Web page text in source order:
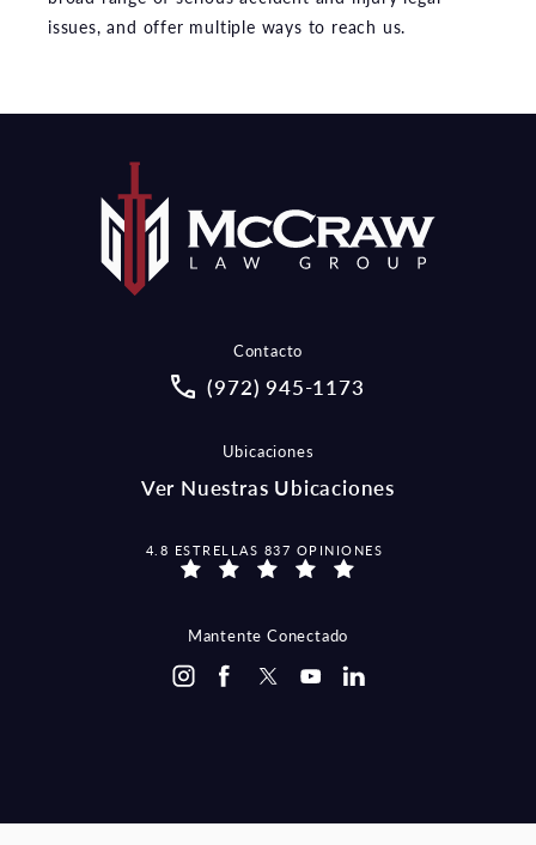
issues, and offer multiple ways to reach us.
Contacto
Call McCraw Law Group on the
(972) 945-1173
Ubicaciones
Ver Nuestras Ubicaciones
MCCRAW LAW GROUP OPINIONES:
4.8 ESTRELLAS 837 OPINIONES
Mantente Conectado